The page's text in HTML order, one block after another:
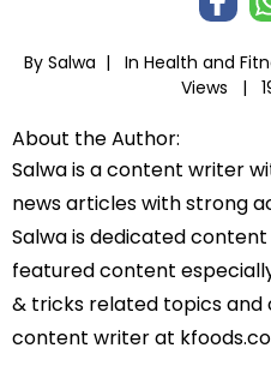
By Salwa | In Health and
Views |
About the Author:
Salwa is a content writer
news articles with strong
Salwa is dedicated
featured content
& tricks related topics
content writer at